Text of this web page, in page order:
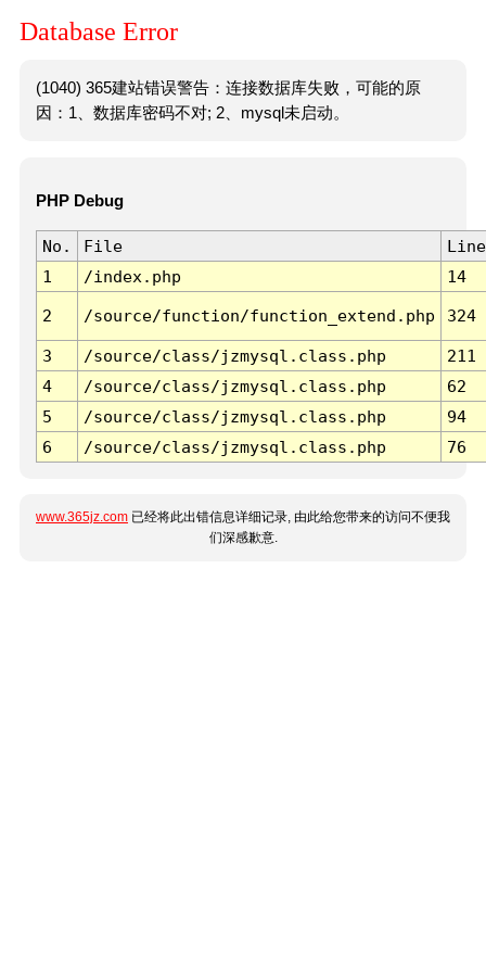
Database Error
(1040) 365建站错误警告：连接数据库失败，可能的原
因：1、数据库密码不对; 2、mysql未启动。
PHP Debug
No. File
Line
1
/index.php 14
2 /source/function/function_extend.php 324
3 /source/class/jzmysql.class.php
211
4
/source/class/jzmysql.class.php
62
5
/source/class/jzmysql.class.php
94
6
/source/class/jzmysql.class.php 76
www.365jz.com 已经将此出错信息详细记录, 由此给您带来的访问不便我
们深感歉意.